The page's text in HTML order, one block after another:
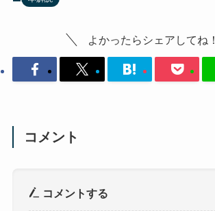
よかったらシェアしてね！
コメント
コメントする